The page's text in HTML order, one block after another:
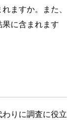
ますか。また、
に含まれます
りに調査に役立